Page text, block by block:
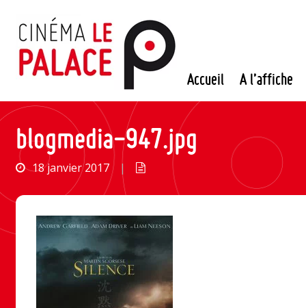
contenu
Accueil A l’affiche
blogmedia-947.jpg
18 janvier 2017 |